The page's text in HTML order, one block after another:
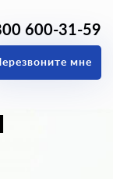
600-31-59
Перезвоните мне